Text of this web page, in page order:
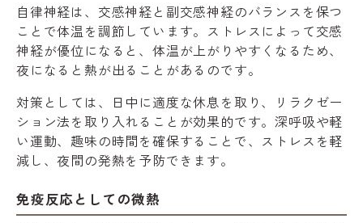
自律神経は、交感神経と副交感神経のバランスを保つ
ことで体温を調節しています。ストレスによって交感
神経が優位になると、体温が上がりやすくなるため、
夜になると熱が出ることがあるのです。
対策としては、日中に適度な休息を取り、リラクゼー
ション法を取り入れることが効果的です。深呼吸や軽
い運動、趣味の時間を確保することで、ストレスを軽
減し、夜間の発熱を予防できます。
免疫反応としての微熱